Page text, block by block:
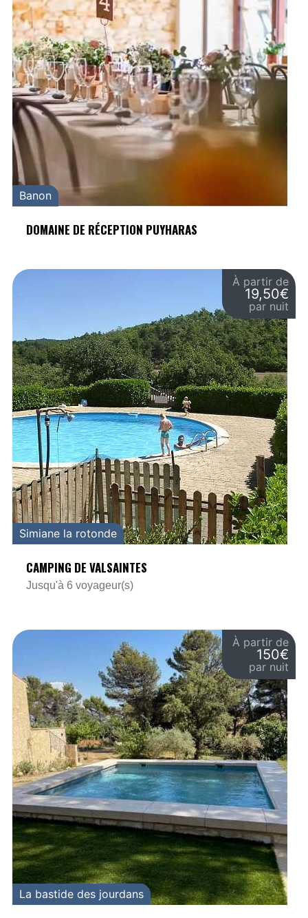
Banon
DOMAINE DE RÉCEPTION PUYHARAS
À partir de
19,50€
par nuit
Simiane la rotonde
CAMPING DE VALSAINTES
Jusqu'à 6 voyageur(s)
À partir de
150€
par nuit
La bastide des jourdans